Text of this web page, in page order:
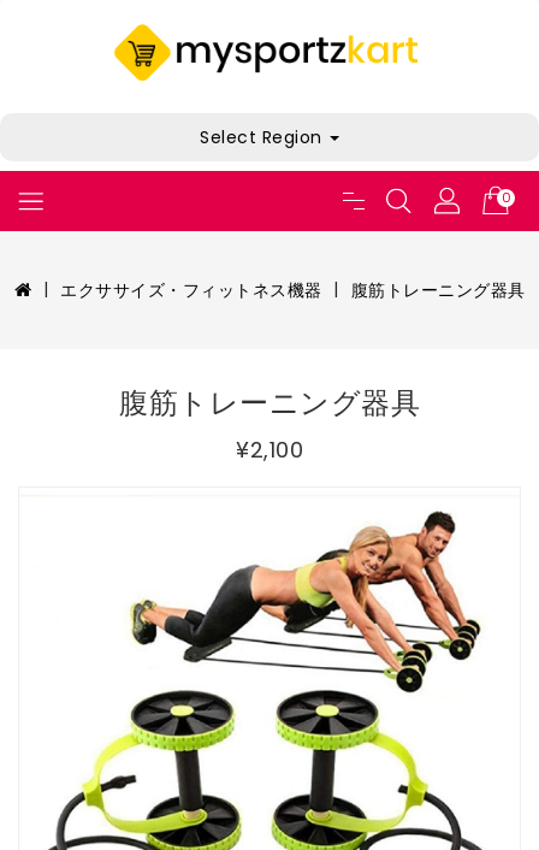
Select Region
0
エクササイズ・フィットネス機器 腹筋トレーニング器具
腹筋トレーニング器具
¥2,100